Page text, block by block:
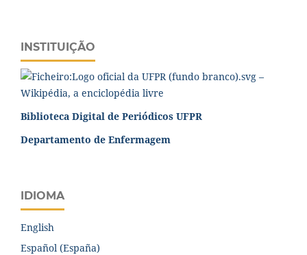
INSTITUIÇÃO
Biblioteca Digital de Periódicos UFPR
Departamento de Enfermagem
IDIOMA
English
Español (España)